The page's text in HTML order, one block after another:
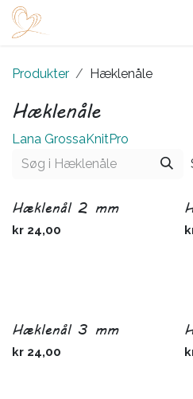
Skip to Content
Produkter Hæklenåle
Hæklenåle
Lana GrossaKnitPro
Hæklenål 2 mm
kr 24,00
Hæklenål 3 mm
kr 24,00